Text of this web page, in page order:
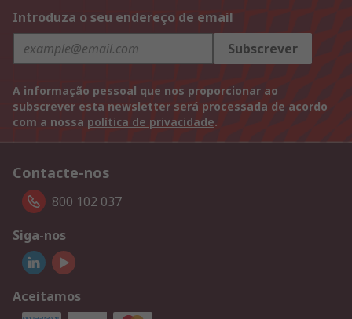
Introduza o seu endereço de email
Subscrever
A informação pessoal que nos proporcionar ao
subscrever esta newsletter será processada de acordo
com a nossa política de privacidade.
Contacte-nos
800 102 037
Siga-nos
Aceitamos